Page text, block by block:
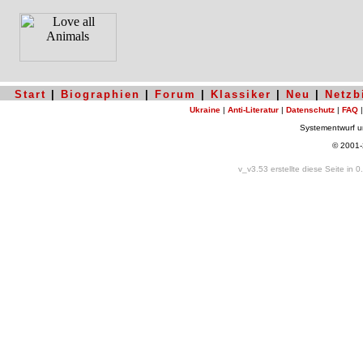
Start Biographien Forum Klassiker Neu
Ukraine | Anti-Literatur | Datenschutz | FAQ
Systementwurf
©
v_v3.53 erstellte diese Seite in